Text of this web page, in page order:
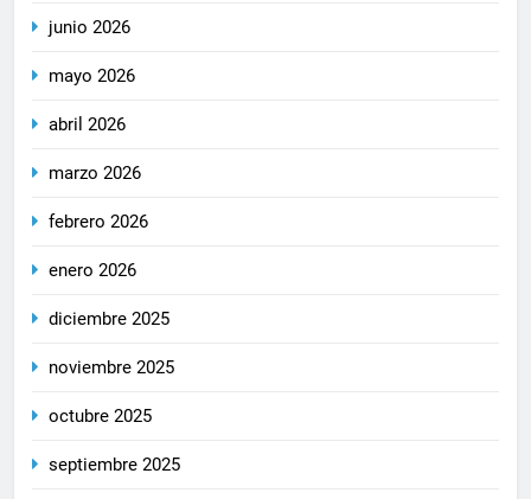
junio 2026
mayo 2026
abril 2026
marzo 2026
febrero 2026
enero 2026
diciembre 2025
noviembre 2025
octubre 2025
septiembre 2025